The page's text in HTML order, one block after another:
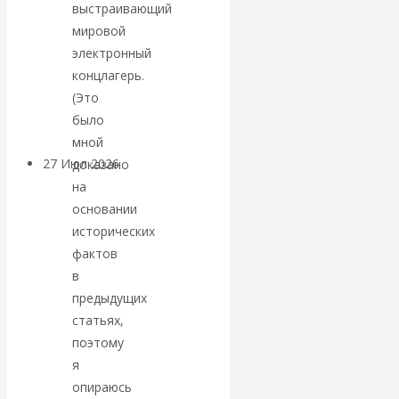
«Мировые
ростовщики»:
вчера и сегодня
27 Июл 2026Мировая
валютная система
Валентин
КАтасонов.
«МЕТОД
ОТМЫВАНИЯ
выстраивающий
мировой
электронный
концлагерь.
(Это
было
мной
доказано
на
основании
исторических
фактов
в
предыдущих
статьях,
поэтому
я
опираюсь